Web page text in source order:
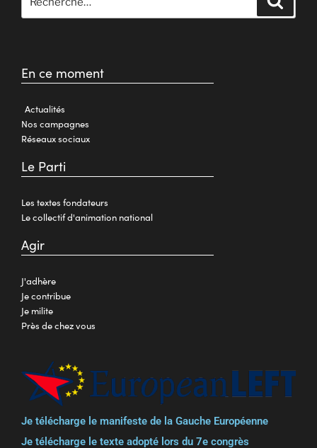
En ce moment
Actualités
Nos campagnes
Réseaux sociaux
Le Parti
Les textes fondateurs
Le collectif d'animation national
Agir
J'adhère
Je contribue
Je milite
Près de chez vous
Je télécharge le manifeste de la Gauche Européenne
Je télécharge le texte adopté lors du 7e congrès